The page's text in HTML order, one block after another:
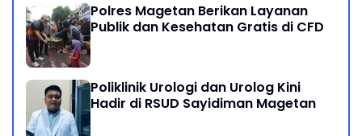
Polres Magetan Berikan Layanan
Publik dan Kesehatan Gratis di CFD
Poliklinik Urologi dan Urolog Kini
Hadir di RSUD Sayidiman Magetan